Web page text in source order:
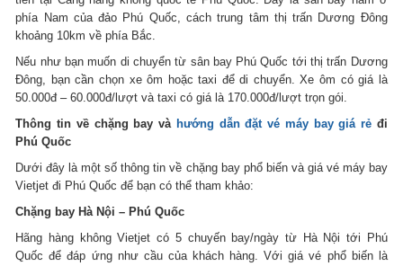
phía Nam của đảo Phú Quốc, cách trung tâm thị trấn Dương Đông
khoảng 10km về phía Bắc.
Nếu như bạn muốn di chuyển từ sân bay Phú Quốc tới thị trấn Dương
Đông, bạn cần chọn xe ôm hoặc taxi để di chuyển. Xe ôm có giá là
50.000đ – 60.000đ/lượt và taxi có giá là 170.000đ/lượt trọn gói.
Thông tin về chặng bay vàhướng dẫn đặt vé máy bay giá rẻ đi
Phú Quốc
Dưới đây là một số thông tin về chặng bay phổ biến và giá vé máy bay
Vietjet đi Phú Quốc để bạn có thể tham khảo:
Chặng bay Hà Nội – Phú Quốc
Hãng hàng không Vietjet có 5 chuyến bay/ngày từ Hà Nội tới Phú
Quốc để đáp ứng như cầu của khách hàng. Với giá vé phổ biến là